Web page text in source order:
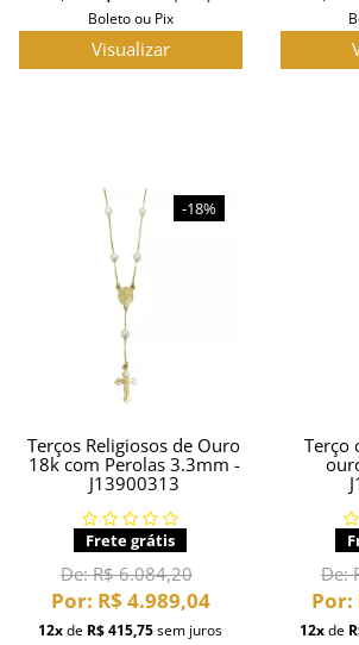
Boleto ou Pix
Visualizar
-18%
Terços Religiosos de Ouro
18k com Perolas 3.3mm -
J13900313
Frete grátis
De:R$ 6.084,20
Por: R$ 4.989,04
12xde R$ 415,75sem juros
Terço
De:
Por:
12xde